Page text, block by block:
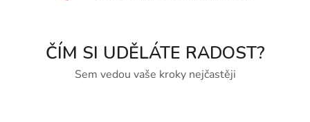
ČÍM SI UDĚLÁTE RADOST?
Sem vedou vaše kroky nejčastěji